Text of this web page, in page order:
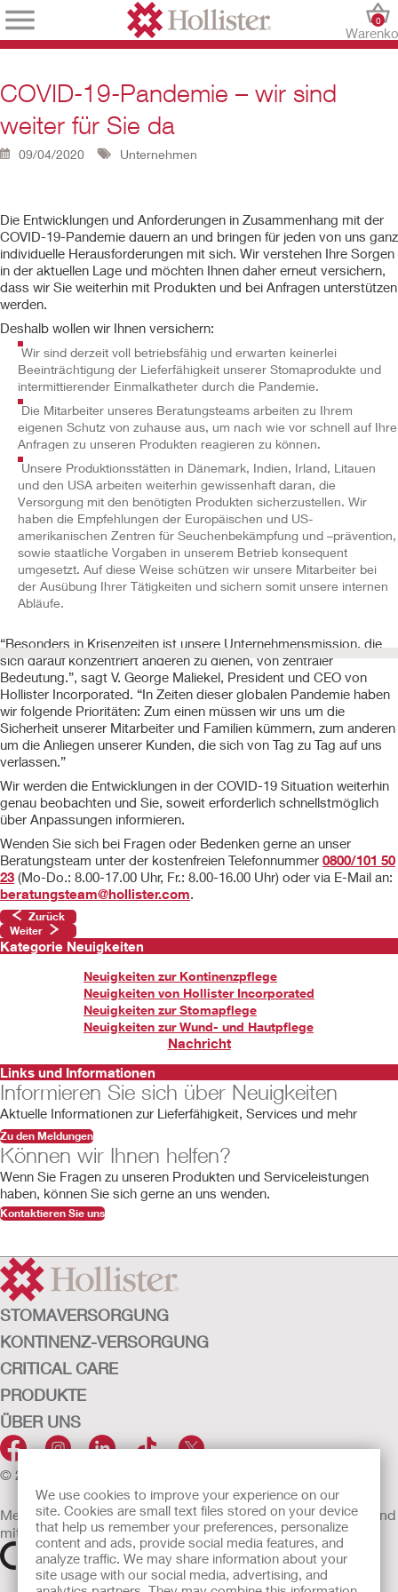
We use cookies to improve your experience on our
site. Cookies are small text files stored on your device
that help us remember your preferences, personalize
content and ads, provide social media features, and
analyze traffic. We may share information about your
site usage with our social media, advertising, and
0
COVID-19-Pandemie – wir sind
weiter für Sie da
09/04/2020 Unternehmen
Die Entwicklungen und Anforderungen in Zusammenhang mit der
COVID-19-Pandemie dauern an und bringen für jeden von uns ganz
individuelle Herausforderungen mit sich. Wir verstehen Ihre Sorgen
in der aktuellen Lage und möchten Ihnen daher erneut versichern,
dass wir Sie weiterhin mit Produkten und bei Anfragen unterstützen
werden.
Deshalb wollen wir Ihnen versichern:
Wir sind derzeit voll betriebsfähig und erwarten keinerlei
Beeinträchtigung der Lieferfähigkeit unserer Stomaprodukte und
intermittierender Einmalkatheter durch die Pandemie.
Die Mitarbeiter unseres Beratungsteams arbeiten zu Ihrem
eigenen Schutz von zuhause aus, um nach wie vor schnell auf Ihre
Anfragen zu unseren Produkten reagieren zu können.
Unsere Produktionsstätten in Dänemark, Indien, Irland, Litauen
und den USA arbeiten weiterhin gewissenhaft daran, die
Versorgung mit den benötigten Produkten sicherzustellen. Wir
haben die Empfehlungen der Europäischen und US-
amerikanischen Zentren für Seuchenbekämpfung und –prävention,
sowie staatliche Vorgaben in unserem Betrieb konsequent
umgesetzt. Auf diese Weise schützen wir unsere Mitarbeiter bei
der Ausübung Ihrer Tätigkeiten und sichern somit unsere internen
Abläufe.
“Besonders in Krisenzeiten ist unsere Unternehmensmission, die
sich darauf konzentriert anderen zu dienen, von zentraler
Bedeutung.”, sagt V. George Maliekel, President und CEO von
Hollister Incorporated. “In Zeiten dieser globalen Pandemie haben
wir folgende Prioritäten: Zum einen müssen wir uns um die
Sicherheit unserer Mitarbeiter und Familien kümmern, zum anderen
um die Anliegen unserer Kunden, die sich von Tag zu Tag auf uns
verlassen.”
Wir werden die Entwicklungen in der COVID-19 Situation weiterhin
genau beobachten und Sie, soweit erforderlich schnellstmöglich
über Anpassungen informieren.
Wenden Sie sich bei Fragen oder Bedenken gerne an unser
Beratungsteam unter der kostenfreien Telefonnummer 0800/101 50
23 (Mo-Do.: 8.00-17.00 Uhr, Fr.: 8.00-16.00 Uhr) oder via E-Mail an:
beratungsteam@hollister.com.
Zurück
Weiter
Kategorie Neuigkeiten
Neuigkeiten zur Kontinenzpflege
Neuigkeiten von Hollister Incorporated
Neuigkeiten zur Stomapflege
Neuigkeiten zur Wund- und Hautpflege
Nachricht
Links und Informationen
Informieren Sie sich über Neuigkeiten
Aktuelle Informationen zur Lieferfähigkeit, Services und mehr
Zu den Meldungen
Können wir Ihnen helfen?
Wenn Sie Fragen zu unseren Produkten und Serviceleistungen
haben, können Sie sich gerne an uns wenden.
Kontaktieren Sie uns
STOMAVERSORGUNG
KONTINENZ-VERSORGUNG
CRITICAL CARE
PRODUKTE
ÜBER UNS
© 2026 Hollister Incorporated
Medizinprodukte, die innerhalb der EU vertrieben werden, sind
mit einem der folgenden Symbole gekennzeichnet